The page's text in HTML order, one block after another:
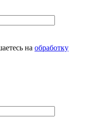
на обработку